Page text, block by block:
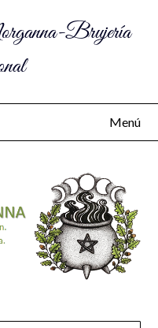
Brujería
Menú